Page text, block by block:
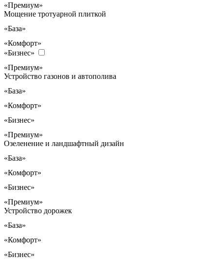
«Премиум»
Мощение тротуарной плиткой
«База»
«Комфорт»
«Бизнес»
«Премиум»
Устройство газонов и автополива
«База»
«Комфорт»
«Бизнес»
«Премиум»
Озеленение и ландшафтный дизайн
«База»
«Комфорт»
«Бизнес»
«Премиум»
Устройство дорожек
«База»
«Комфорт»
«Бизнес»